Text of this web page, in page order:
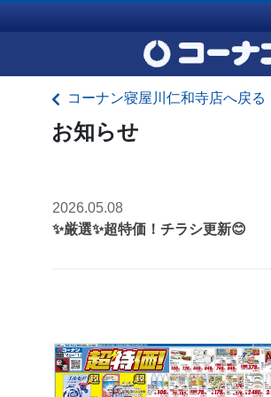
コーナン寝屋川仁和寺店へ戻る
お知らせ
2026.05.08
✨厳選✨超特価！チラシ更新😊